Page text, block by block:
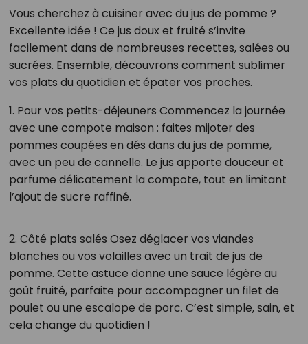
Vous cherchez à cuisiner avec du jus de pomme ?
Excellente idée ! Ce jus doux et fruité s’invite
facilement dans de nombreuses recettes, salées ou
sucrées. Ensemble, découvrons comment sublimer
vos plats du quotidien et épater vos proches.
1. Pour vos petits-déjeuners Commencez la journée
avec une compote maison : faites mijoter des
pommes coupées en dés dans du jus de pomme,
avec un peu de cannelle. Le jus apporte douceur et
parfume délicatement la compote, tout en limitant
l’ajout de sucre raffiné.
2. Côté plats salés Osez déglacer vos viandes
blanches ou vos volailles avec un trait de jus de
pomme. Cette astuce donne une sauce légère au
goût fruité, parfaite pour accompagner un filet de
poulet ou une escalope de porc. C’est simple, sain, et
cela change du quotidien !